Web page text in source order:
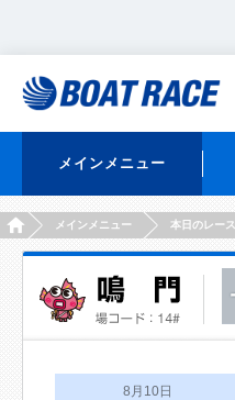
メインメニュー
HOMEメインメニュー 本日のレース
8月10日